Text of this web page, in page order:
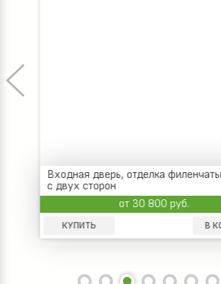
Металлическая входная дверь,
двусторонняя филенчатая отделка
от 30 500 руб.
КУПИТЬ В